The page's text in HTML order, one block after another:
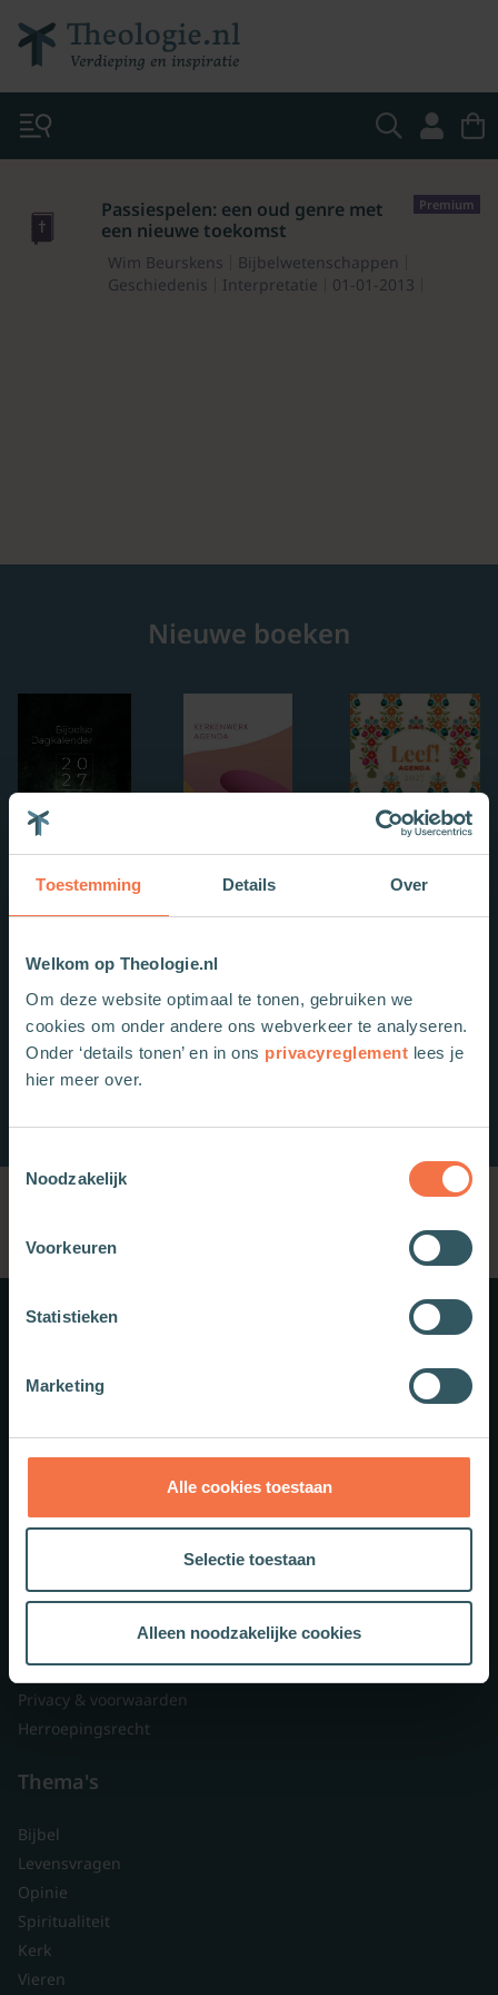
Toestemming Details Over
Welkom op Theologie.nl
Om deze website optimaal te tonen, gebruiken we
cookies om onder andere ons webverkeer te analyseren.
Onder ‘details tonen’ en in ons privacyreglement lees je
hier meer over.
Noodzakelijk
Voorkeuren
Statistieken
Marketing
Alle cookies toestaan
Selectie toestaan
Alleen noodzakelijke cookies
Premium
Passiespelen: een oud genre met
een nieuwe toekomst
Wim Beurskens
Bijbelwetenschappen
Geschiedenis
Interpretatie 01-01-2013
Nieuwe boeken
Schrijf je in voor onze nieuwsbrief.
Lid worden
Nieuwsbrieven
Branded content
Privacy & voorwaarden
Herroepingsrecht
Thema's
Bijbel
Levensvragen
Opinie
Spiritualiteit
Kerk
Vieren